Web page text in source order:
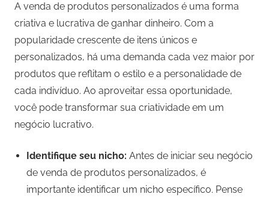
A venda de produtos personalizados é uma forma
criativa e lucrativa de ganhar dinheiro. Com a
popularidade crescente de itens únicos e
personalizados, há uma demanda cada vez maior por
produtos que reflitam o estilo e a personalidade de
cada indivíduo. Ao aproveitar essa oportunidade,
você pode transformar sua criatividade em um
negócio lucrativo.
Identifique seu nicho: Antes de iniciar seu negócio
de venda de produtos personalizados, é
importante identificar um nicho específico. Pense